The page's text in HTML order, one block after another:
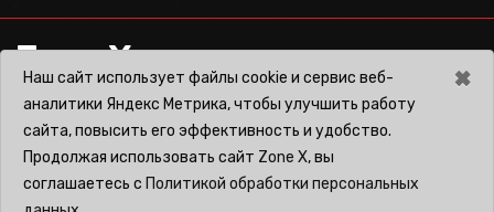
Zone X
Все права защищены, Zone X
Тех. поддержка
support@gis4biz.ru
×
Наш сайт использует файлы cookie и сервис веб-
аналитики Яндекс Метрика, чтобы улучшить работу
сайта, повысить его эффективность и удобство.
Продолжая использовать сайт Zone X, вы
соглашаетесь c Политикой обработки персональных